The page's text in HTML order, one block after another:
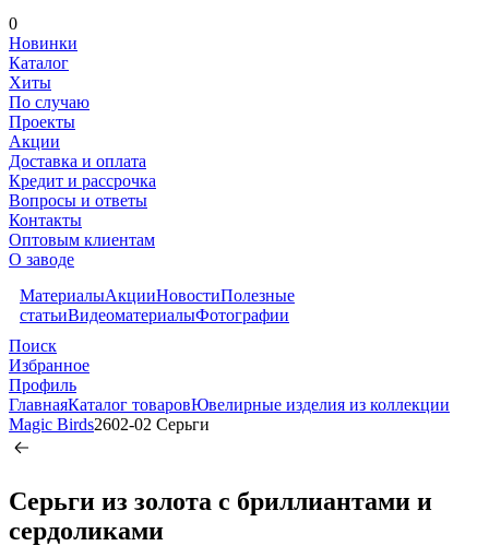
0
Новинки
Каталог
Хиты
По случаю
Проекты
Акции
Доставка и оплата
Кредит и рассрочка
Вопросы и ответы
Контакты
Оптовым клиентам
О заводе
МатериалыАкцииНовостиПолезные
статьиВидеоматериалыФотографии
Поиск
Избранное
Профиль
ГлавнаяКаталог товаровЮвелирные изделия из коллекции
Magic Birds2602-02 Серьги
Серьги из золота c бриллиантами и
сердоликами